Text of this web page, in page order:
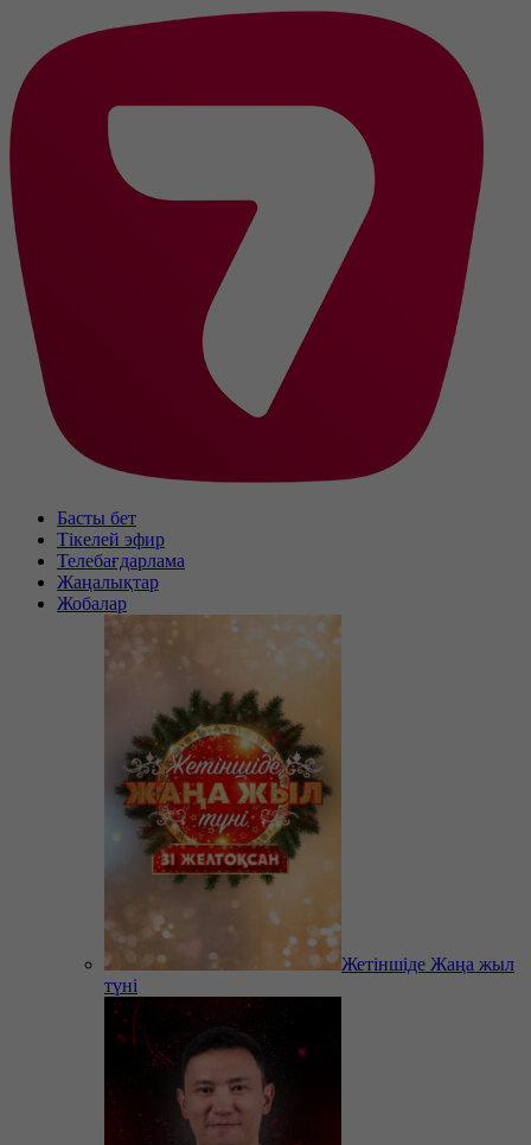
Басты бет
Тікелей эфир
Телебағдарлама
Жаңалықтар
Жобалар
Жетіншіде Жаңа жыл
түні